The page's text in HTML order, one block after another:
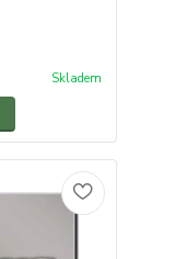
Skladem